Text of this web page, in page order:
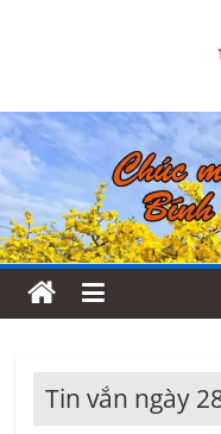
Tin vắn ngày